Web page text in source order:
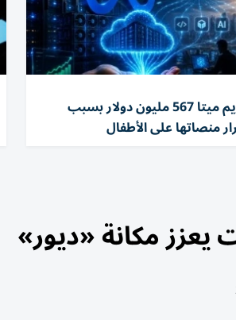
تغريم ميتا 567 مليون دولار بسبب
منصاتها على الأطفال
مكانة «ديور»